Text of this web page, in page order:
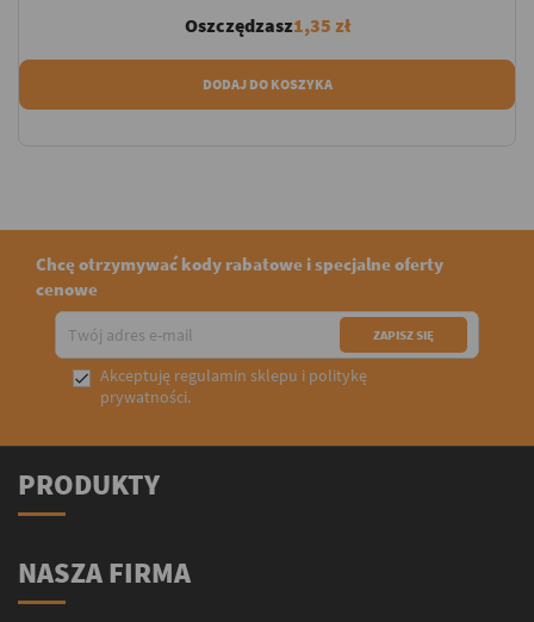
Oszczędzasz1,35 zł
DODAJ DO KOSZYKA
Chcę otrzymywać kody rabatowe i specjalne oferty
cenowe
 Akceptuję regulamin sklepu i politykę
prywatności.
PRODUKTY
NASZA FIRMA